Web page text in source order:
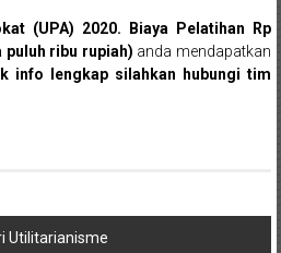
(UPA) 2020. Biaya Pelatihan Rp
ribu rupiah) anda mendapatkan
info lengkap silahkan hubungi tim
Utilitarianisme